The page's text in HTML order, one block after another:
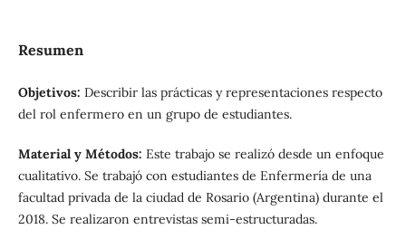
Resumen
Objetivos: Describir las prácticas y representaciones respecto
del rol enfermero en un grupo de estudiantes.
Material y Métodos: Este trabajo se realizó desde un enfoque
cualitativo. Se trabajó con estudiantes de Enfermería de una
facultad privada de la ciudad de Rosario (Argentina) durante el
2018. Se realizaron entrevistas semi-estructuradas.